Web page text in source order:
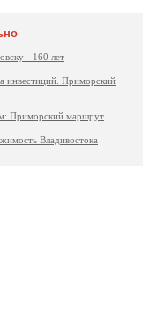
- 160 лет
инвестиций. Приморский
Приморский маршрут
Владивостока